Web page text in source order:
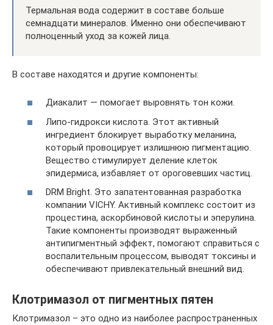
Термальная вода содержит в составе больше
семнадцати минералов. Именно они обеспечивают
полноценный уход за кожей лица.
В составе находятся и другие компоненты:
Диакалит — помогает выровнять тон кожи.
Липо-гидрокси кислота. Этот активный
ингредиент блокирует выработку меланина,
который провоцирует излишнюю пигментацию.
Вещество стимулирует деление клеток
эпидермиса, избавляет от ороговевших частиц.
DRM Bright. Это запатентованная разработка
компании VICHY. Активный комплекс состоит из
процестина, аскорбиновой кислоты и эперулина.
Такие компоненты производят выраженный
антипигментный эффект, помогают справиться с
воспалительным процессом, выводят токсины и
обеспечивают привлекательный внешний вид.
Клотримазол от пигментных пятен
Клотримазол – это одно из наиболее распространенных